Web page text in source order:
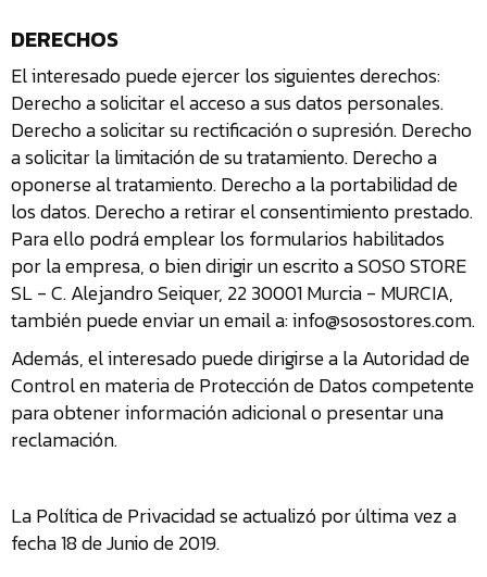
DERECHOS
El interesado puede ejercer los siguientes derechos:
Derecho a solicitar el acceso a sus datos personales.
Derecho a solicitar su rectificación o supresión. Derecho
a solicitar la limitación de su tratamiento. Derecho a
oponerse al tratamiento. Derecho a la portabilidad de
los datos. Derecho a retirar el consentimiento prestado.
Para ello podrá emplear los formularios habilitados
por la empresa, o bien dirigir un escrito a SOSO STORE
SL - C. Alejandro Seiquer, 22 30001 Murcia - MURCIA,
también puede enviar un email a: info@sosostores.com.
Además, el interesado puede dirigirse a la Autoridad de
Control en materia de Protección de Datos competente
para obtener información adicional o presentar una
reclamación.
La Política de Privacidad se actualizó por última vez a
fecha 18 de Junio de 2019.